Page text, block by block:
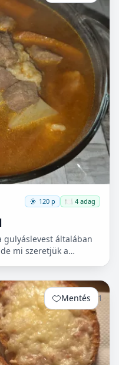
120 p 🍽️ 4 adag
gulyáslevest általában
mi szeretjük a
Mentés 1